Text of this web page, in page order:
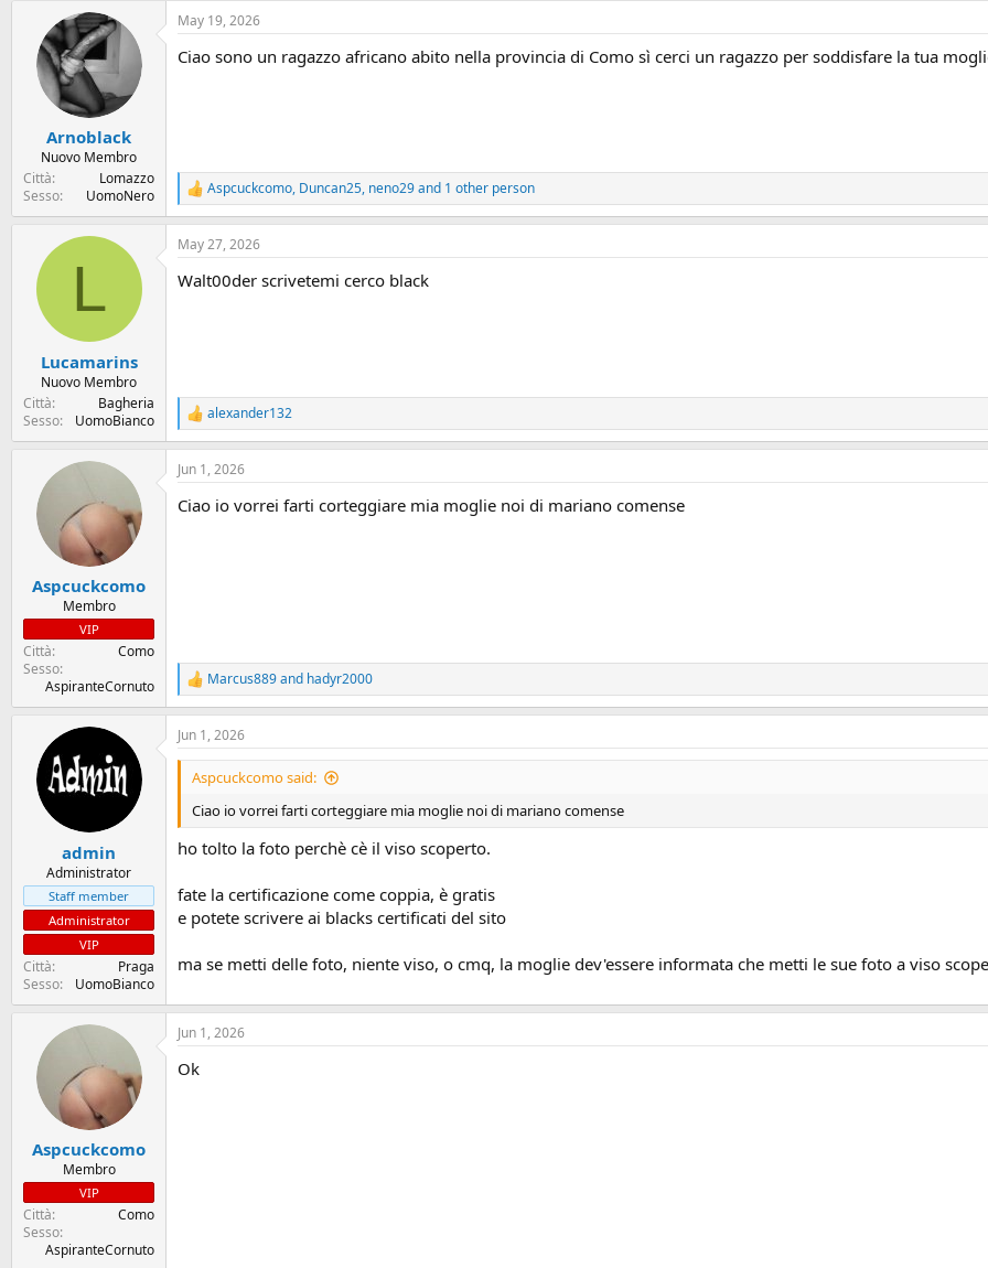
Arnoblack
Nuovo Membro
Città
Lomazzo
Sesso
UomoNero
May 19, 2026
Ciao sono un ragazzo africano abito nella provincia di Como sì cerci un ragazzo per soddisfare la tua
R
e
a
c
i
Aspcuckcomo, Duncan25, neno29and 1 other person
L
Lucamarins
Nuovo Membro
Città
Bagheria
Sesso
UomoBianco
May 27, 2026
Walt00der scrivetemi cerco black
R
e
a
c
i
alexander132
Aspcuckcomo
Membro
VIP
Città
Como
Sesso
AspiranteCornuto
Jun 1, 2026
Ciao io vorrei farti corteggiare mia moglie noi di mariano comense
R
e
a
c
t
n
s
:
Marcus889and hadyr2000
admin
Administrator
Staff member
Administrator
VIP
Città
Praga
Sesso
UomoBianco
Jun 1, 2026
Aspcuckcomo said:
Ciao io vorrei farti corteggiare mia moglie noi di mariano comense
ho tolto la foto perchè cè il viso scoperto.
fate la certificazione come coppia, è gratis
e potete scrivere ai blacks certificati del sito
ma se metti delle foto, niente viso, o cmq, la moglie dev'essere informata che metti le sue foto a viso
Aspcuckcomo
Membro
VIP
Città
Como
Sesso
AspiranteCornuto
Jun 1, 2026
Ok